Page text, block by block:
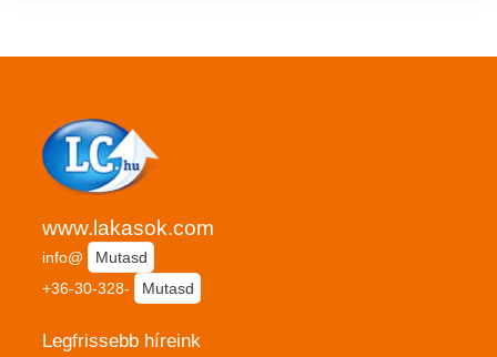
www.lakasok.com
info@
Mutasd
+36-30-328-
Mutasd
Legfrissebb híreink